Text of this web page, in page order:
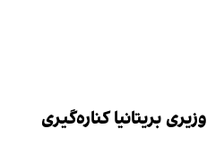
بریتانیا کناره‌گیری